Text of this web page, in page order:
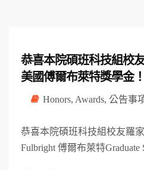
恭喜本院碩班科技組校
美國傅爾布萊特獎學金！
Honors, Awards, 公告事
恭喜本院碩班科技組校友羅
Fulbright 傅爾布萊特Graduate